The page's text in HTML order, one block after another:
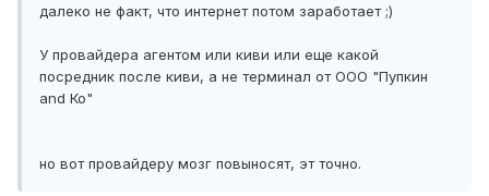
далеко не факт, что интернет потом заработает ;)
У провайдера агентом или киви или еще какой
посредник после киви, а не терминал от ООО "Пупкин
and Ко"
но вот провайдеру мозг повыносят, эт точно.